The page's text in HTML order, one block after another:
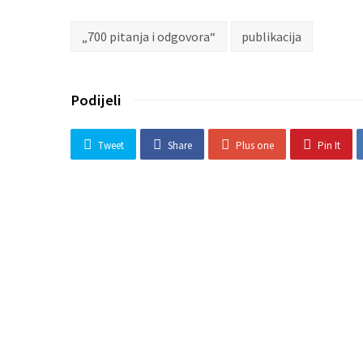
„700 pitanja i odgovora“ publikacija
Podijeli
Tweet Share Plus one Pin It